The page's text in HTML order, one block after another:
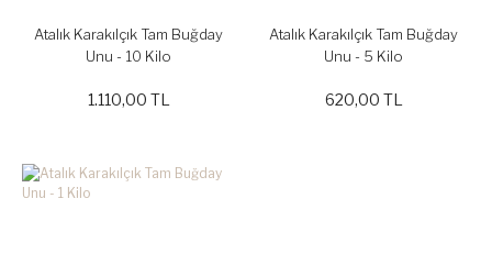
Atalık Karakılçık Tam Buğday
Unu - 10 Kilo
1.110,00 TL
Atalık Karakılçık Tam Buğday
Unu - 5 Kilo
620,00 TL